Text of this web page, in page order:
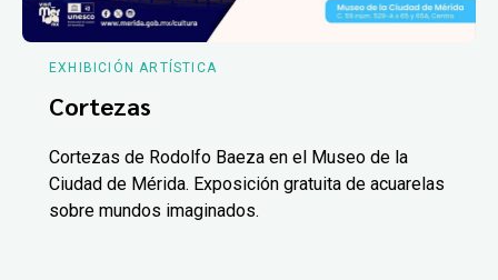
EXHIBICIÓN ARTÍSTICA
Cortezas
Cortezas de Rodolfo Baeza en el Museo de la
Ciudad de Mérida. Exposición gratuita de acuarelas
sobre mundos imaginados.